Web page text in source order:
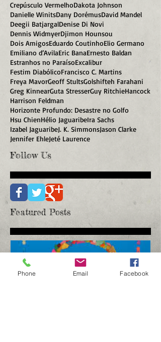
Crepúsculo VermelhoDakota Johnson
Danielle WinitsDany DorémusDavid Mandel
Deegii BatjargalDenise Di Novi
Dennis WidmyerDjimon Hounsou
Dois AmigosEduardo CoutinhoElio Germano
Emiliano d’AvilaEric BanaErnesto Baldan
Estranhos no ParaísoExcalibur
Festim DiabólicoFrancisco C. Martins
Freya MavorGeoff StultsGolshifteh Farahani
Greg KinnearGuta StresserGuy RitchieHancock
Harrison Feldman
Horizonte Profundo: Desastre no Golfo
Hsu ChienHélio JaguaribeIra Sachs
Izabel JaguaribeJ. K. SimmonsJason Clarke
Jennifer EhleJeté Laurence
Follow Us
Featured Posts
Phone Email Facebook